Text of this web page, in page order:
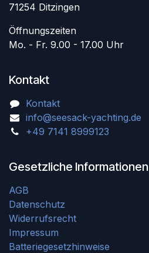
71254 Ditzingen
Öffnungszeiten
Mo. - Fr. 9.00 - 17.00 Uhr
Kontakt
Kontakt
info@seesack-yachting.de
+49 7141 8999123
Gesetzliche Informationen
AGB
Datenschutz
Widerrufsrecht
Impressum
Batteriegesetzhinweise